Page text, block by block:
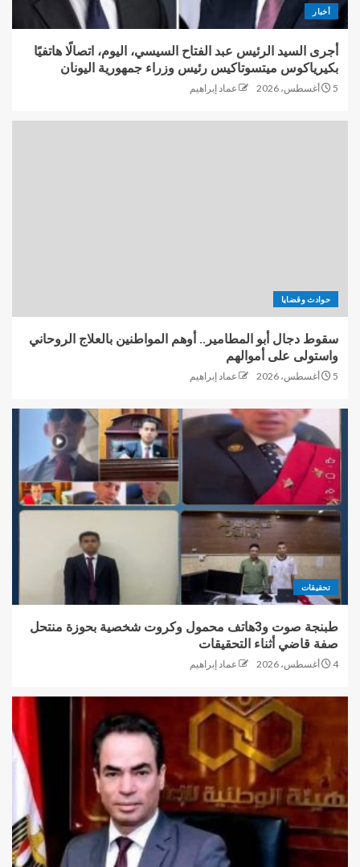
أخبار
أجرى السيد الرئيس عبد الفتاح السيسي، اليوم، اتصالًا هاتفيًا
بكيرياكوس ميتسوتاكيس رئيس وزراء جمهورية اليونان
5 أغسطس، 2026 عماد إبراهيم
حوادث وقضايا
سقوط دجال أبو المطامير.. أوهم المواطنين بالعلاج الروحاني
واستولى على أموالهم
5 أغسطس، 2026 عماد إبراهيم
تحقيقات
طبنجة صوت و3هاتف محمول وكروت شخصية بحوزة منتحل
صفة قاضي أثناء التحقيقات
4 أغسطس، 2026 عماد إبراهيم